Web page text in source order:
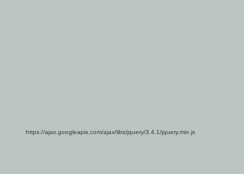
https://ajax.googleapis.com/ajax/libs/jquery/3.4.1/jquery.min.js